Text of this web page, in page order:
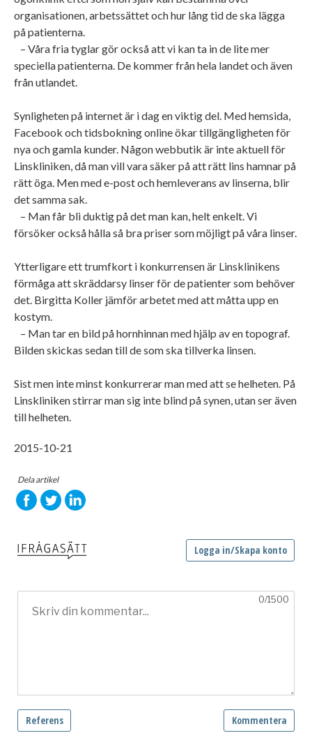
organisationen, arbetssättet och hur lång tid de ska lägga
på patienterna.
– Våra fria tyglar gör också att vi kan ta in de lite mer
speciella patienterna. De kommer från hela landet och även
från utlandet.
Synligheten på internet är i dag en viktig del. Med hemsida,
Facebook och tidsbokning online ökar tillgängligheten för
nya och gamla kunder. Någon webbutik är inte aktuell för
Linskliniken, då man vill vara säker på att rätt lins hamnar på
rätt öga. Men med e-post och hemleverans av linserna, blir
det samma sak.
– Man får bli duktig på det man kan, helt enkelt. Vi
försöker också hålla så bra priser som möjligt på våra linser.
Ytterligare ett trumfkort i konkurrensen är Linsklinikens
förmåga att skräddarsy linser för de patienter som behöver
det. Birgitta Koller jämför arbetet med att måtta upp en
kostym.
– Man tar en bild på hornhinnan med hjälp av en topograf.
Bilden skickas sedan till de som ska tillverka linsen.
Sist men inte minst konkurrerar man med att se helheten. På
Linskliniken stirrar man sig inte blind på synen, utan ser även
till helheten.
2015-10-21
Dela artikel